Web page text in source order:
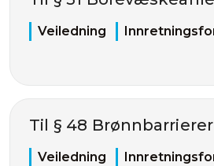
Veiledning
Til § 48 Brønnbarrierer
Veiledning